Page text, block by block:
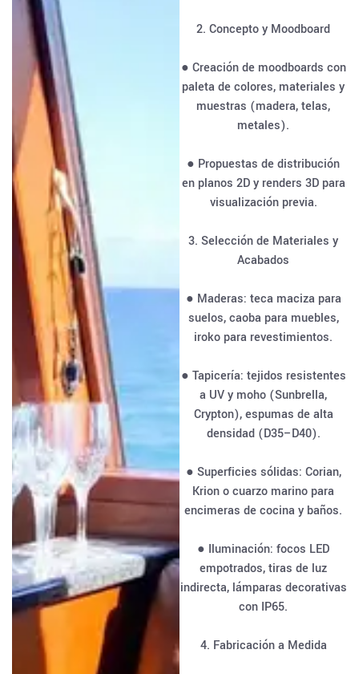
2. Concepto y Moodboard
● Creación de moodboards con
paleta de colores, materiales y
muestras (madera, telas,
metales).
● Propuestas de distribución
en planos 2D y renders 3D para
visualización previa.
3. Selección de Materiales y
Acabados
● Maderas: teca maciza para
suelos, caoba para muebles,
iroko para revestimientos.
● Tapicería: tejidos resistentes
a UV y moho (Sunbrella,
Crypton), espumas de alta
densidad (D35–D40).
● Superficies sólidas: Corian,
Krion o cuarzo marino para
encimeras de cocina y baños.
● Iluminación: focos LED
empotrados, tiras de luz
indirecta, lámparas decorativas
con IP65.
4. Fabricación a Medida